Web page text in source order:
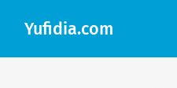
Yufidia.com